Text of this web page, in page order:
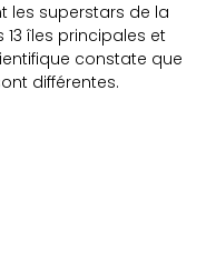
les superstars de la
13 îles principales et
constate que
différentes.